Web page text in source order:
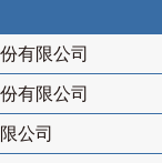
有限公司
有限公司
公司